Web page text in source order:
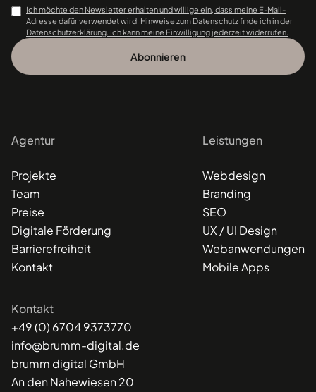
Ich möchte den Newsletter erhalten und willige ein, dass meine E-Mail-
Adresse dafür verwendet wird. Hinweise zum Datenschutz finde ich in der
Datenschutzerklärung. Ich kann meine Einwilligung jederzeit widerrufen.
Agentur
Projekte
Team
Preise
Digitale Förderung
Barrierefreiheit
Kontakt
Leistungen
Webdesign
Branding
SEO
UX / UI Design
Webanwendungen
Mobile Apps
Kontakt
+49 (0) 6704 9373770
info@brumm-digital.de
brumm digital GmbH
An den Nahewiesen 20